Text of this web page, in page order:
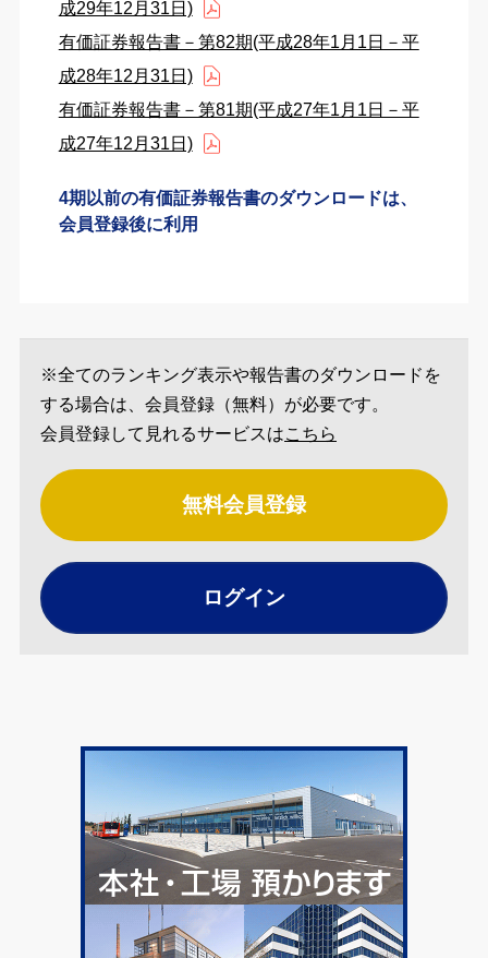
成29年12月31日)
有価証券報告書－第82期(平成28年1月1日－平
成28年12月31日)
有価証券報告書－第81期(平成27年1月1日－平
成27年12月31日)
4期以前の有価証券報告書のダウンロードは、
会員登録後に利用
※全てのランキング表示や報告書のダウンロードを
する場合は、会員登録（無料）が必要です。
会員登録して見れるサービスはこちら
無料会員登録
ログイン